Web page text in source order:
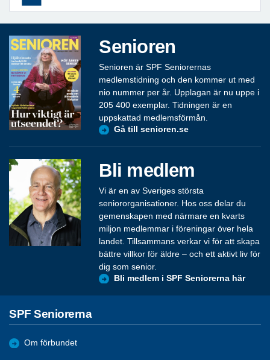
Senioren
Senioren är SPF Seniorernas
medlemstidning och den kommer ut med
nio nummer per år. Upplagan är nu uppe i
205 400 exemplar. Tidningen är en
uppskattad medlemsförmån.
Gå till senioren.se
Bli medlem
Vi är en av Sveriges största
seniororganisationer. Hos oss delar du
gemenskapen med närmare en kvarts
miljon medlemmar i föreningar över hela
landet. Tillsammans verkar vi för att skapa
bättre villkor för äldre – och ett aktivt liv för
dig som senior.
Bli medlem i SPF Seniorerna här
SPF Seniorerna
Om förbundet